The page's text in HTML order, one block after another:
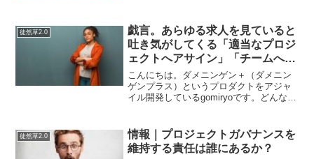
なれないんだと自分がない人が諦める
（？）まあしかし、世間は悪...
徒然草2.0
戯言。あらゆる求人を見ていると
吐き気がしてくる「適当なプロジ
ェクトへアサイン」「チームへ貢
献できる」ってなんだかなぁ。
こんにちは。ダメニンゲン＋（ダメニン
ゲンプラス）というプロダクトをアジャ
イル開発しているgomiryoです。どんなサ
決まっている状態です。PM募集。…さ
て、（少しニュア...
徒然草2.0
情報｜プロジェクトガバナンスを
維持する責任は誰にあるか？